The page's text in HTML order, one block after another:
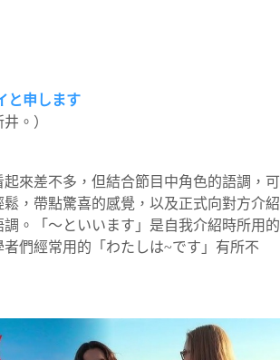
と申します
。）
來差不多，但結合節目中角色的語調，可
，帶點驚喜的感覺，以及正式向對方介紹
調。「～といいます」是自我介紹時所用的
們經常用的「わたしは~です」有所不